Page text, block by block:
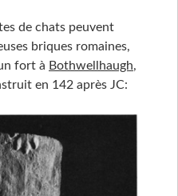
de chats peuvent
briques romaines,
fort à Bothwellhaugh,
en 142 après JC: